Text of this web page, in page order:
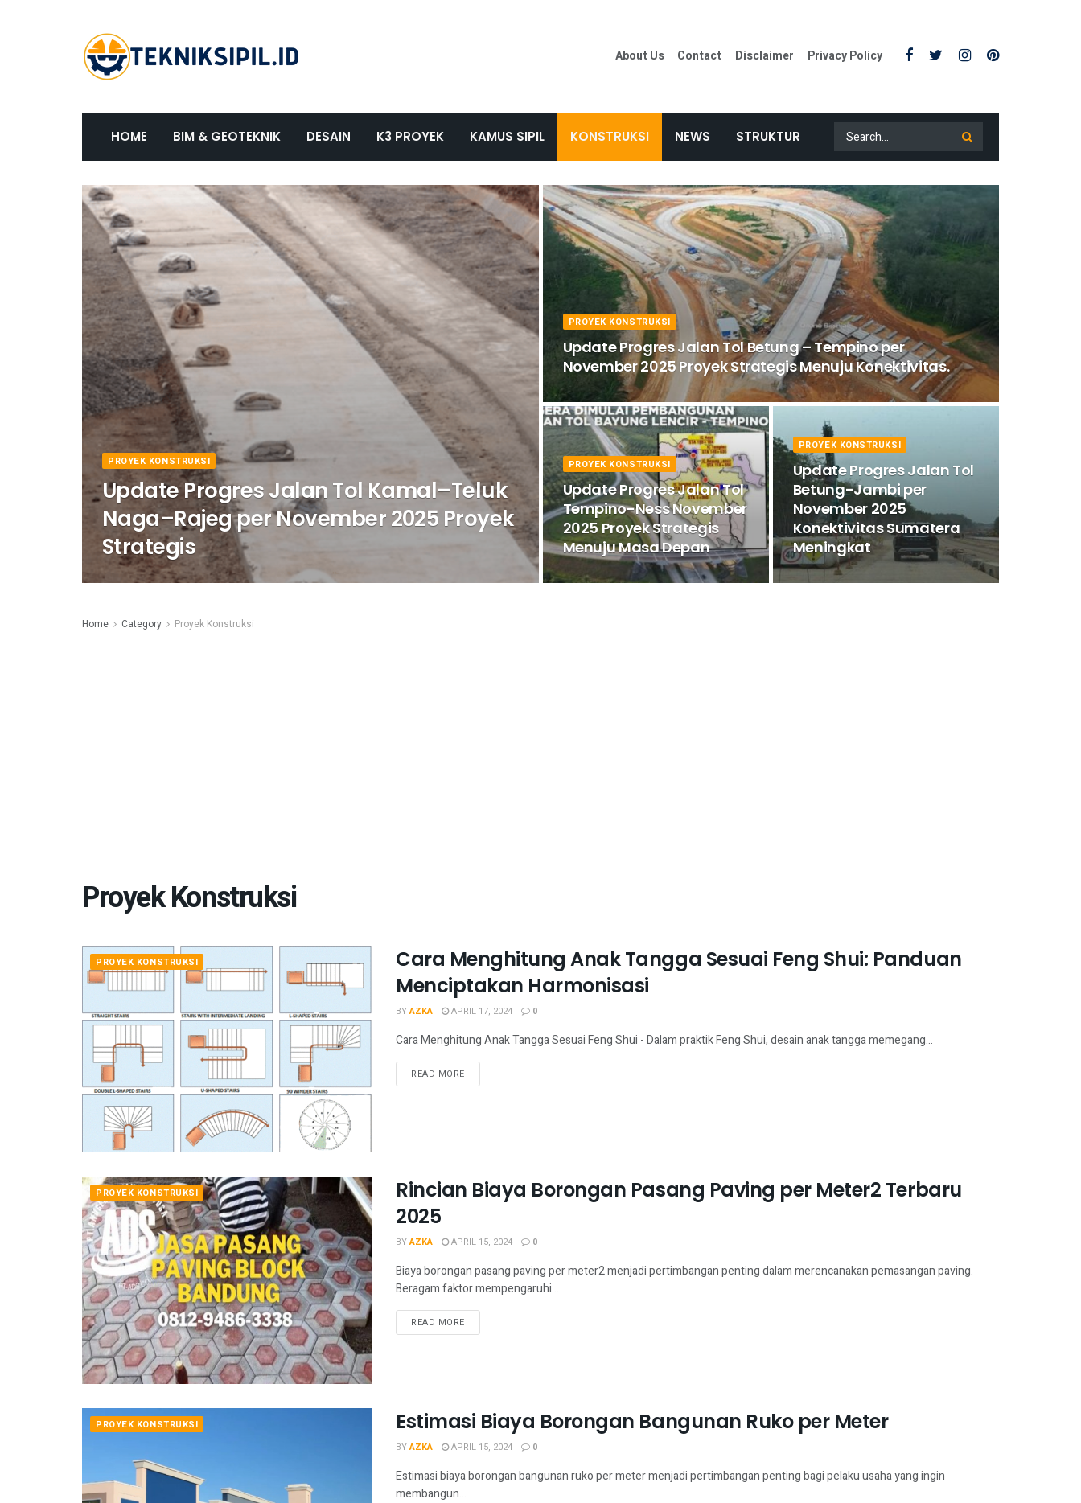
About Us Contact Disclaimer Privacy Policy
HOME BIM & GEOTEKNIK DESAIN K3 PROYEK KAMUS SIPIL KONSTRUKSI NEWS STRUKTUR
PROYEK KONSTRUKSI
Update Progres Jalan Tol Kamal–Teluk
Naga–Rajeg per November 2025 Proyek
Strategis
PROYEK KONSTRUKSI
Update Progres Jalan Tol Betung – Tempino per
November 2025 Proyek Strategis Menuju Konektivitas.
PROYEK KONSTRUKSI
Update Progres Jalan Tol
Tempino-Ness November
2025 Proyek Strategis
Menuju Masa Depan
PROYEK KONSTRUKSI
Update Progres Jalan Tol
Betung-Jambi per
November 2025
Konektivitas Sumatera
Meningkat
Home Category Proyek Konstruksi
Proyek Konstruksi
PROYEK KONSTRUKSI
Cara Menghitung Anak Tangga Sesuai Feng Shui: Panduan
Menciptakan Harmonisasi
BYAZKA APRIL 17, 2024 0
Cara Menghitung Anak Tangga Sesuai Feng Shui - Dalam praktik Feng Shui, desain anak tangga memegang...
READ MORE
PROYEK KONSTRUKSI
Rincian Biaya Borongan Pasang Paving per Meter2 Terbaru
2025
BYAZKA APRIL 15, 2024 0
Biaya borongan pasang paving per meter2 menjadi pertimbangan penting dalam merencanakan pemasangan paving.
Beragam faktor mempengaruhi...
READ MORE
PROYEK KONSTRUKSI Estimasi Biaya Borongan Bangunan Ruko per Meter
BYAZKA APRIL 15, 2024 0
Estimasi biaya borongan bangunan ruko per meter menjadi pertimbangan penting bagi pelaku usaha yang ingin
membangun...